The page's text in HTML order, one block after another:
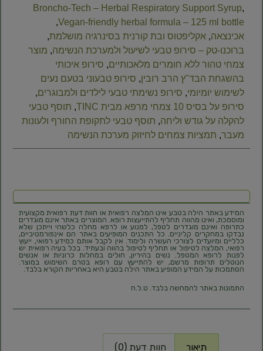
Broncho-Tech – Herbal Respiratory Support Syrup,
Vegan-friendly herbal formula – 125 ml bottle
,
אכינצאה, אקליפטוס ובת קורנית בסינרגיה מושלמת,
ברוכנו-טק – סירופ טבעי לשיעול ולמערכת הנשימה, מוצר
צמחי טהור ללא חומרים מלאכותיים, סירופ איכותי
בהשגחת הבד"ץ הרב רובין, סירופ טבעוני בטעם נעים
לשימוש יומיומי, סירופ נשימתי טבעי לילדים ולמבוגרים,
סירופ על בסיס 10 צמחי מרפא מבית TINC
, תוסף טבעי
להקלה על גודש וליחה, תוסף טבעי לתקופת החורף ולעונות
מעבר, תמציות צמחים לחיזוק מערכת הנשימה
המידע באתר הילה בטבע אינו המלצה רפואית או חוות דעת רפואית מקצועית
ומוסמכת, ואינו מהווה תחליף להתייעצות רופא. המוצרים באתר אינם מוגדרים
כתרופה ואינם מוגדרים לטפל, למנוע או לרפא מחלה כלשהי וייתכן שלא
נבדקו במחקרים קליניים. כל התכנים המופיעים באתר הם אינפורמטיביים,
כלליים ומיועדים לצורכי העשרה ולימוד. אין לקבל אותם כמידע רפואי, ייעוץ
רפואי, המלצה לטיפול או תחליף לטיפול בהווה ובעתיד. בכל בעיה רפואית יש
לפנות לרופא המטפל. נשים בהיריון, חולים במחלות כרוניות או אנשים
הנוטלים תרופות מרשם, יש להתייעץ עם רופא בטרם השימוש במוצר.
הסתמכות על המידע המופיע באתר הילה בטבע היא באחריות הקורא בלבד.
התמונות באתר להמחשה בלבד. ט.ל.ח
תיאור חוות דעת (0)